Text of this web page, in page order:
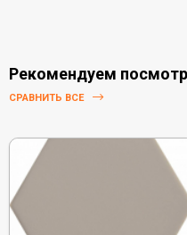
Рекомендуем
СРАВНИТЬ ВСЕ